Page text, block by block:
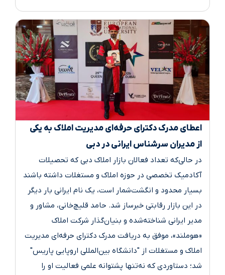
اعطای مدرک دکترای حرفه‌ای مدیریت املاک به یکی
از مدیران سرشناس ایرانی در دبی
در حالی‌که تعداد فعالان بازار املاک دبی که تحصیلات
آکادمیک تخصصی در حوزه املاک و مستغلات داشته باشند
بسیار محدود و انگشت‌شمار است، یک نام ایرانی بار دیگر
در این بازار رقابتی خبرساز شد. حامد قلیچ‌خانی، مشاور و
مدیر ایرانی شناخته‌شده و بنیان‌گذار شرکت املاک
«هوملند»، موفق به دریافت مدرک دکترای حرفه‌ای مدیریت
املاک و مستغلات از "دانشگاه بین‌المللی اروپایی پاریس"
شد؛ دستاوردی که نه‌تنها پشتوانه علمی فعالیت او را